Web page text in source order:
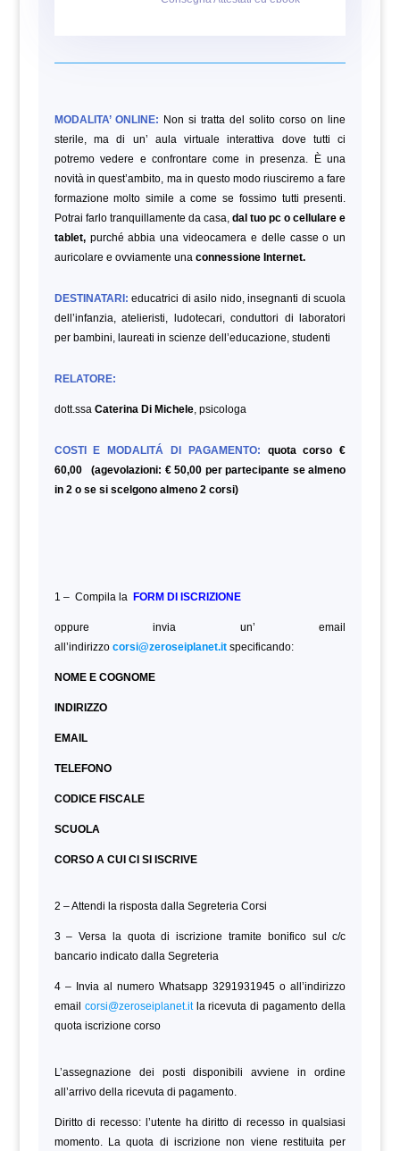
MODALITA’ ONLINE: Non si tratta del solito corso on line
sterile, ma di un’ aula virtuale interattiva dove tutti ci
potremo vedere e confrontare come in presenza. È una
novità in quest’ambito, ma in questo modo riusciremo a fare
formazione molto simile a come se fossimo tutti presenti.
Potrai farlo tranquillamente da casa, dal tuo pc o cellulare e
tablet,purché abbia una videocamera e delle casse o un
auricolare e ovviamente una connessione Internet.
DESTINATARI: educatrici di asilo nido, insegnanti di scuola
dell’infanzia, atelieristi, ludotecari, conduttori di laboratori
per bambini, laureati in scienze dell’educazione, studenti
RELATORE:
dott.ssa Caterina Di Michele, psicologa
COSTI E MODALITÁ DI PAGAMENTO:
quota corso €
60,00 (agevolazioni: € 50,00 per partecipante se almeno
in 2 o se si scelgono almeno 2 corsi)
1 – Compila la FORM DI ISCRIZIONE
oppure invia un’ email
all’indirizzo corsi@zeroseiplanet.itspecificando:
NOME E COGNOME
INDIRIZZO
EMAIL
TELEFONO
CODICE FISCALE
SCUOLA
CORSO A CUI CI SI ISCRIVE
2 – Attendi la risposta dalla Segreteria Corsi
3 – Versa la quota di iscrizione tramite bonifico sul c/c
bancario indicato dalla Segreteria
4 – Invia al numero Whatsapp 3291931945 o all’indirizzo
email corsi@zeroseiplanet.itla ricevuta di pagamento della
quota iscrizione corso
L’assegnazione dei posti disponibili avviene in ordine
all’arrivo della ricevuta di pagamento.
Diritto di recesso: l’utente ha diritto di recesso in qualsiasi
momento. La quota di iscrizione non viene restituita per